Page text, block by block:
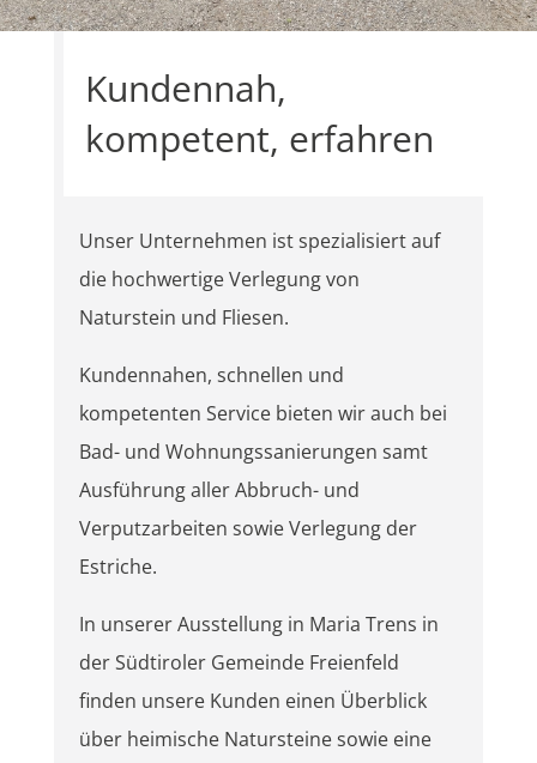
Kundennah,
kompetent, erfahren
Unser Unternehmen ist spezialisiert auf
die hochwertige Verlegung von
Naturstein und Fliesen.
Kundennahen, schnellen und
kompetenten Service bieten wir auch bei
Bad- und Wohnungssanierungen samt
Ausführung aller Abbruch- und
Verputzarbeiten sowie Verlegung der
Estriche.
In unserer Ausstellung in Maria Trens in
der Südtiroler Gemeinde Freienfeld
finden unsere Kunden einen Überblick
über heimische Natursteine sowie eine